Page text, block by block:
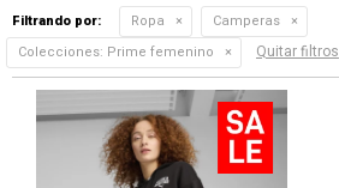
Filtrando por: Ropa
Camperas
Colecciones: Prime femenino Quitar filtros